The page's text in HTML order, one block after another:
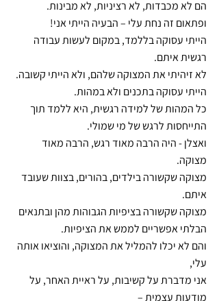
הם לא מכבדות, לא רציניות, לא מבינות.
ופתאום זה נחת עלי – הבעיה הייתי אני!
הייתי עסוקה בללמד, במקום לעשות עבודה
רגשית איתם.
לא זיהיתי את המצוקה שלהם, ולא הייתי קשובה.
הייתי עסוקה בתכנים ולא במהות.
כל המהות של למידה רגשית, היא ללמד תוך
התייחסות לרגש של מי שמולי.
ואצלן - היה הרבה מאוד רגש, הרבה מאוד
מצוקה.
מצוקה שקשורה בילדים, בהורים, בצוות שעובד
איתם.
מצוקה שקשורה בציפיות הגבוהות מהן ובתנאים
הבלתי אפשריים לממש את הציפיות.
והם לא יכלו להמליל את המצוקה, והוציאו אותה
עלי,
אני מדברת על קשיבות, על ראיית האחר, על
מודעות עצמית –